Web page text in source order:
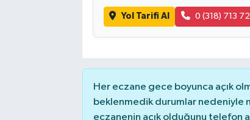
Yol Tarifi Al 0 (318) 713
Her eczane gece boyunca açık
beklenmedik durumlar nedeniyle
eczanenin açık olduğunu telefon